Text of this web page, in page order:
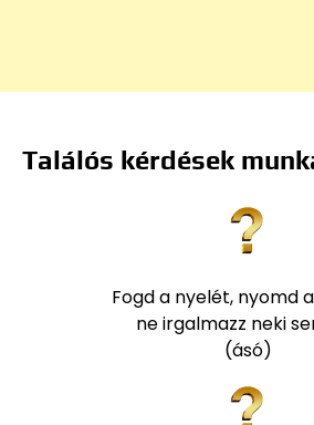
Találós kérdések
Fogd a nyelét, nyomd
ne irgalmazz neki
(ásó)